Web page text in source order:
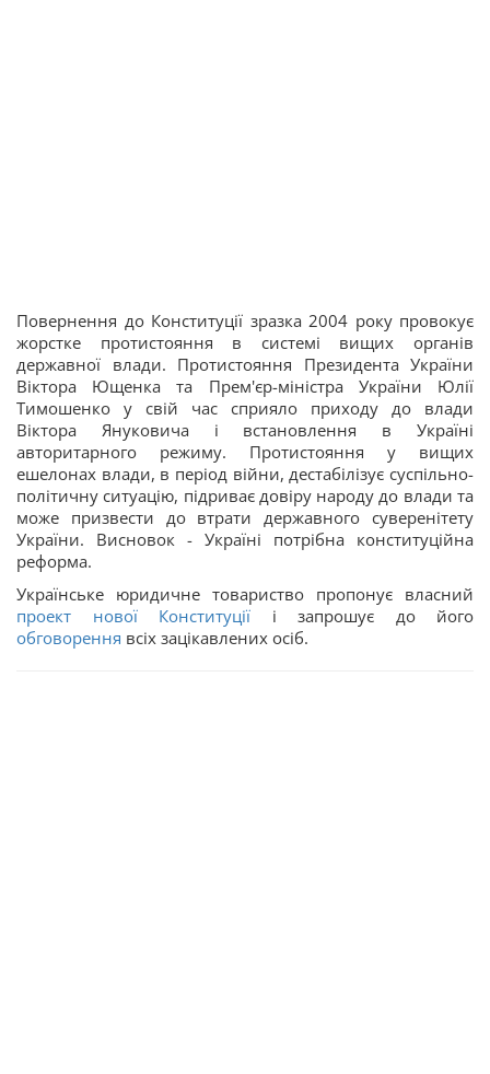
Повернення до Конституції зразка 2004 року провокує
жорстке протистояння в системі вищих органів
державної влади. Протистояння Президента України
Віктора Ющенка та Прем'єр-міністра України Юлії
Тимошенко у свій час сприяло приходу до влади
Віктора Януковича і встановлення в Україні
авторитарного режиму. Протистояння у вищих
ешелонах влади, в період війни, дестабілізує суспільно-
політичну ситуацію, підриває довіру народу до влади та
може призвести до втрати державного суверенітету
України. Висновок - Україні потрібна конституційна
реформа.
Українське юридичне товариство пропонує власний
проект нової Конституції і запрошує до його
обговорення всіх зацікавлених осіб.